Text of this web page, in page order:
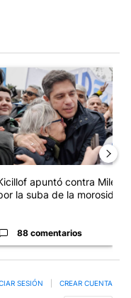
"Milei despidió a Jorge
artículo de tendencia con
apuntó contra Milei
la suba de la morosida...
88 comentarios
SESIÓN CREAR CUENTA